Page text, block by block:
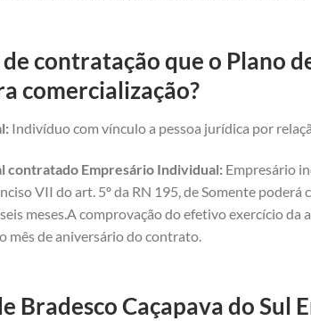
contratação que o Plano
comercialização?
Indivíduo com vínculo a pessoa jurídica por
contratado Empresário Individual: Empresário
VII do art. 5º da RN 195, de Somente
meses.A comprovação do efetivo exercício
mês de aniversário do contrato.
Bradesco Caçapava do